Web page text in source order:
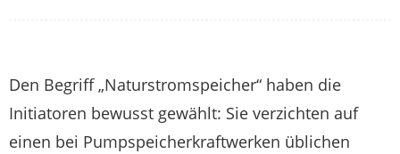
Den Begriff „Naturstromspeicher“ haben die
Initiatoren bewusst gewählt: Sie verzichten auf
einen bei Pumpspeicherkraftwerken üblichen